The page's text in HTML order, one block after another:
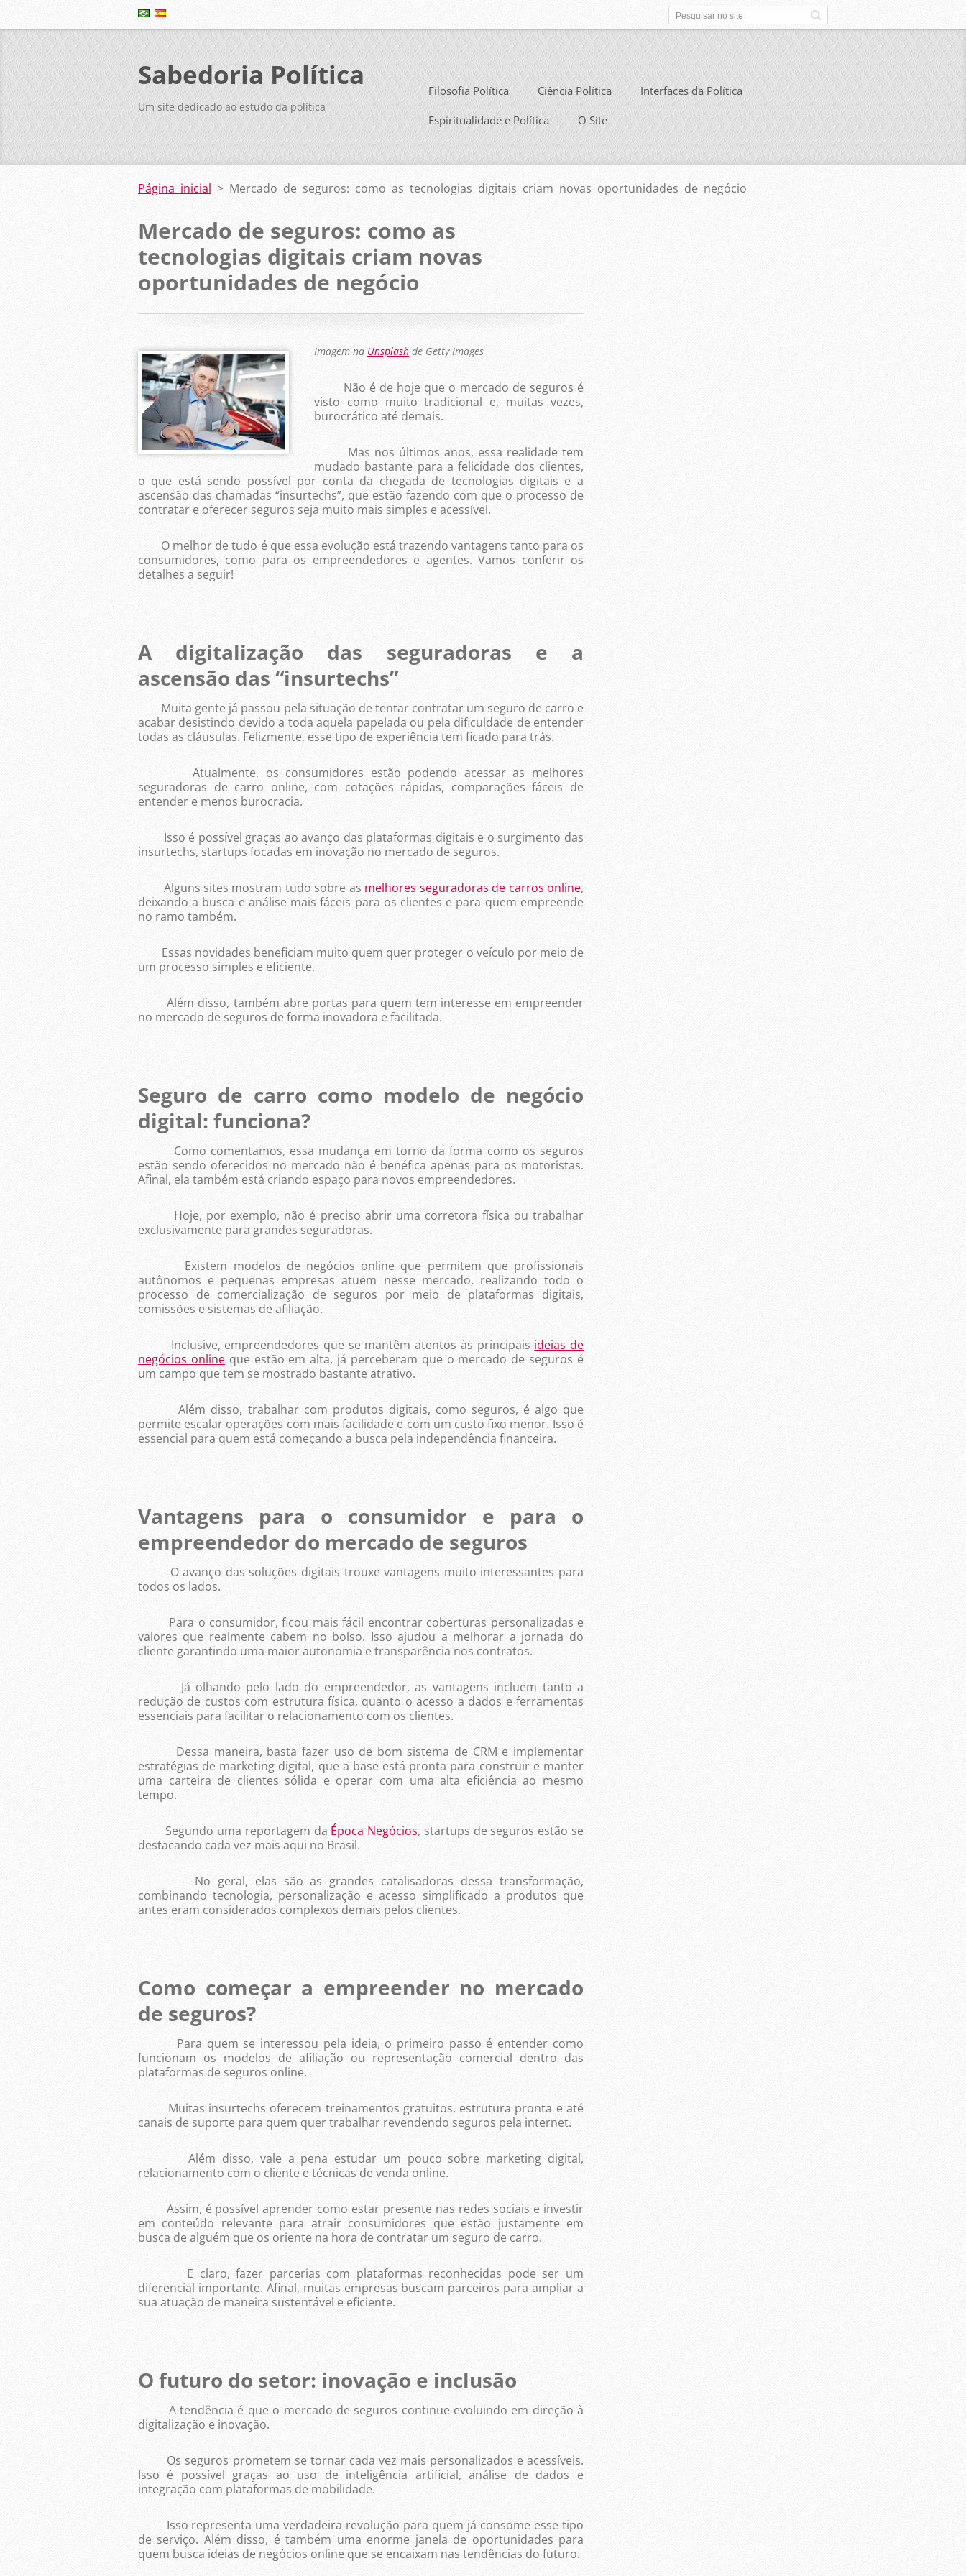
Sabedoria Política
Um site dedicado ao estudo da política
Filosofia Política Ciência Política Interfaces da Política
Espiritualidade e Política O Site
Página inicial > Mercado de seguros: como as tecnologias digitais criam novas oportunidades de negócio
Mercado de seguros: como as
tecnologias digitais criam novas
oportunidades de negócio
Imagem na Unsplash de Getty Images
Não é de hoje que o mercado de seguros é
visto como muito tradicional e, muitas vezes,
burocrático até demais.
Mas nos últimos anos, essa realidade tem
mudado bastante para a felicidade dos clientes,
o que está sendo possível por conta da chegada de tecnologias digitais e a
ascensão das chamadas “insurtechs”, que estão fazendo com que o processo de
contratar e oferecer seguros seja muito mais simples e acessível.
O melhor de tudo é que essa evolução está trazendo vantagens tanto para os
consumidores, como para os empreendedores e agentes. Vamos conferir os
detalhes a seguir!
A digitalização das seguradoras e a
ascensão das “insurtechs”
Muita gente já passou pela situação de tentar contratar um seguro de carro e
acabar desistindo devido a toda aquela papelada ou pela dificuldade de entender
todas as cláusulas. Felizmente, esse tipo de experiência tem ficado para trás.
Atualmente, os consumidores estão podendo acessar as melhores
seguradoras de carro online, com cotações rápidas, comparações fáceis de
entender e menos burocracia.
Isso é possível graças ao avanço das plataformas digitais e o surgimento das
insurtechs, startups focadas em inovação no mercado de seguros.
Alguns sites mostram tudo sobre as melhores seguradoras de carros online,
deixando a busca e análise mais fáceis para os clientes e para quem empreende
no ramo também.
Essas novidades beneficiam muito quem quer proteger o veículo por meio de
um processo simples e eficiente.
Além disso, também abre portas para quem tem interesse em empreender
no mercado de seguros de forma inovadora e facilitada.
Seguro de carro como modelo de negócio
digital: funciona?
Como comentamos, essa mudança em torno da forma como os seguros
estão sendo oferecidos no mercado não é benéfica apenas para os motoristas.
Afinal, ela também está criando espaço para novos empreendedores.
Hoje, por exemplo, não é preciso abrir uma corretora física ou trabalhar
exclusivamente para grandes seguradoras.
Existem modelos de negócios online que permitem que profissionais
autônomos e pequenas empresas atuem nesse mercado, realizando todo o
processo de comercialização de seguros por meio de plataformas digitais,
comissões e sistemas de afiliação.
Inclusive, empreendedores que se mantêm atentos às principais ideias de
negócios onlineque estão em alta, já perceberam que o mercado de seguros é
um campo que tem se mostrado bastante atrativo.
Além disso, trabalhar com produtos digitais, como seguros, é algo que
permite escalar operações com mais facilidade e com um custo fixo menor. Isso é
essencial para quem está começando a busca pela independência financeira.
Vantagens para o consumidor e para o
empreendedor do mercado de seguros
O avanço das soluções digitais trouxe vantagens muito interessantes para
todos os lados.
Para o consumidor, ficou mais fácil encontrar coberturas personalizadas e
valores que realmente cabem no bolso. Isso ajudou a melhorar a jornada do
cliente garantindo uma maior autonomia e transparência nos contratos.
Já olhando pelo lado do empreendedor, as vantagens incluem tanto a
redução de custos com estrutura física, quanto o acesso a dados e ferramentas
essenciais para facilitar o relacionamento com os clientes.
Dessa maneira, basta fazer uso de bom sistema de CRM e implementar
estratégias de marketing digital, que a base está pronta para construir e manter
uma carteira de clientes sólida e operar com uma alta eficiência ao mesmo
tempo.
Segundo uma reportagem da Época Negócios, startups de seguros estão se
destacando cada vez mais aqui no Brasil.
No geral, elas são as grandes catalisadoras dessa transformação,
combinando tecnologia, personalização e acesso simplificado a produtos que
antes eram considerados complexos demais pelos clientes.
Como começar a empreender no mercado
de seguros?
Para quem se interessou pela ideia, o primeiro passo é entender como
funcionam os modelos de afiliação ou representação comercial dentro das
plataformas de seguros online.
Muitas insurtechs oferecem treinamentos gratuitos, estrutura pronta e até
canais de suporte para quem quer trabalhar revendendo seguros pela internet.
Além disso, vale a pena estudar um pouco sobre marketing digital,
relacionamento com o cliente e técnicas de venda online.
Assim, é possível aprender como estar presente nas redes sociais e investir
em conteúdo relevante para atrair consumidores que estão justamente em
busca de alguém que os oriente na hora de contratar um seguro de carro.
E claro, fazer parcerias com plataformas reconhecidas pode ser um
diferencial importante. Afinal, muitas empresas buscam parceiros para ampliar a
sua atuação de maneira sustentável e eficiente.
O futuro do setor: inovação e inclusão
A tendência é que o mercado de seguros continue evoluindo em direção à
digitalização e inovação.
Os seguros prometem se tornar cada vez mais personalizados e acessíveis.
Isso é possível graças ao uso de inteligência artificial, análise de dados e
integração com plataformas de mobilidade.
Isso representa uma verdadeira revolução para quem já consome esse tipo
de serviço. Além disso, é também uma enorme janela de oportunidades para
quem busca ideias de negócios online que se encaixam nas tendências do futuro.